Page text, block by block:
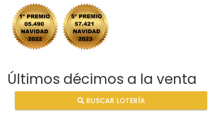
Últimos décimos a la venta
BUSCAR LOTERÍA